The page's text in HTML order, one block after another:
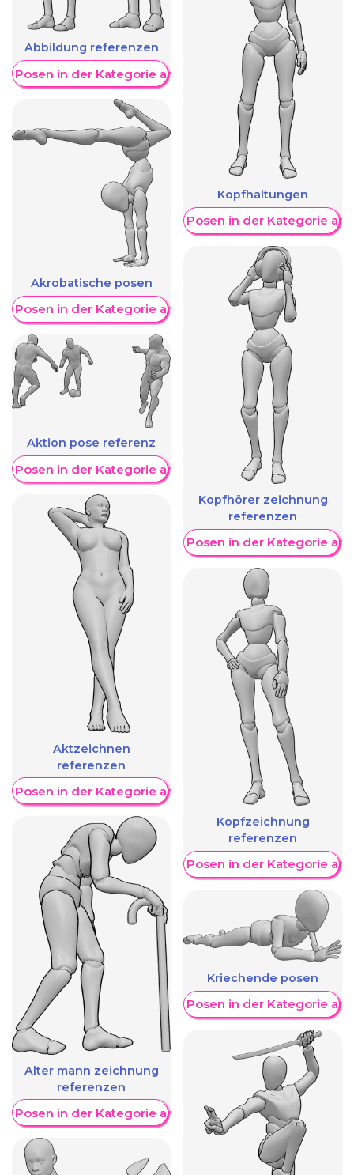
Abbildung referenzen
Posen in der Kategorie anzeigen
Akrobatische posen
Posen in der Kategorie anzeigen
Aktion pose referenz
Posen in der Kategorie anzeigen
Aktzeichnen
referenzen
Posen in der Kategorie anzeigen
Alter mann zeichnung
referenzen
Posen in der Kategorie anzeigen
Kopfhaltungen
Weitere Posen in der Kategorie
Kopfhörer zeichnung
referenzen
Weitere Posen in der Kategorie
Kopfzeichnung
referenzen
Weitere Posen in der Kategorie
Kriechende posen
Weitere Posen in der Kategorie